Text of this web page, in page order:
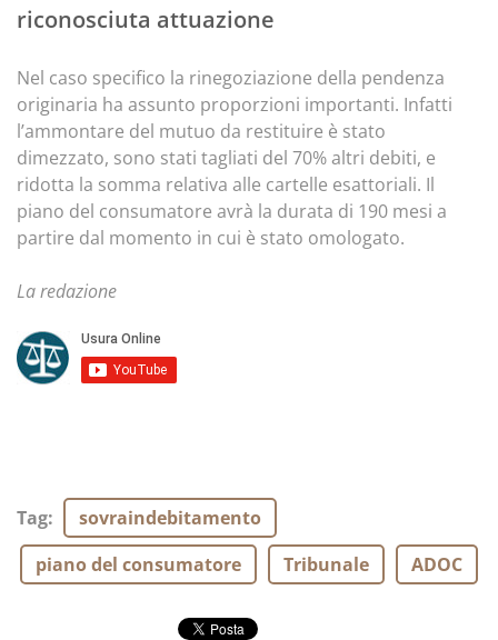
riconosciuta attuazione
Nel caso specifico la rinegoziazione della pendenza
originaria ha assunto proporzioni importanti. Infatti
l’ammontare del mutuo da restituire è stato
dimezzato, sono stati tagliati del 70% altri debiti, e
ridotta la somma relativa alle cartelle esattoriali. Il
piano del consumatore avrà la durata di 190 mesi a
partire dal momento in cui è stato omologato.
La redazione
Tag:
sovraindebitamento
piano del consumatore
Tribunale ADOC